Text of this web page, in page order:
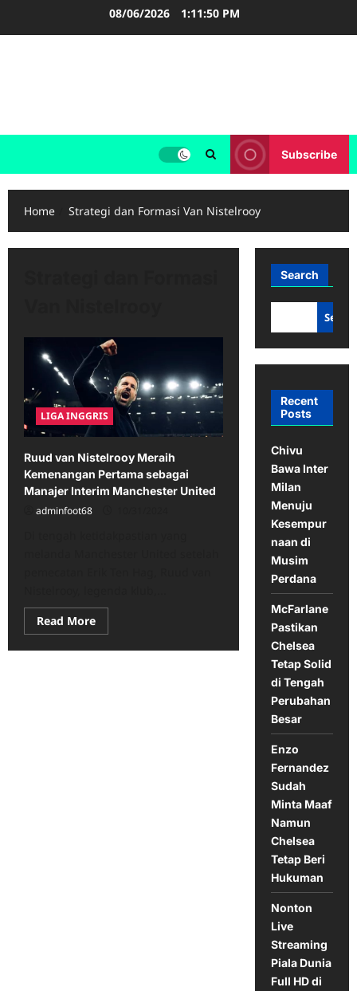
08/06/2026 1:11:50 PM
Subscribe
Home Strategi dan Formasi Van Nistelrooy
LIGA INGGRIS
Ruud van Nistelrooy Meraih
Kemenangan Pertama sebagai
Manajer Interim Manchester United
adminfoot68
Read MoreRead
more
Ruud
Search
Recent
Posts
Chivu
Bawa Inter
Milan
Menuju
Kesempur
naan di
Musim
Perdana
McFarlane
Pastikan
Chelsea
Tetap Solid
di Tengah
Perubahan
Besar
Enzo
Fernandez
Sudah
Minta Maaf
Namun
Chelsea
Tetap Beri
Hukuman
Nonton
Live
Streaming
Piala Dunia
Full HD di